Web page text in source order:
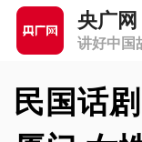
央广网
讲好中国
民国话